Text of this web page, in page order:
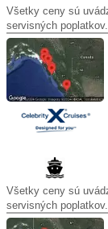
Všetky ceny sú
servisných
Všetky ceny sú
servisných